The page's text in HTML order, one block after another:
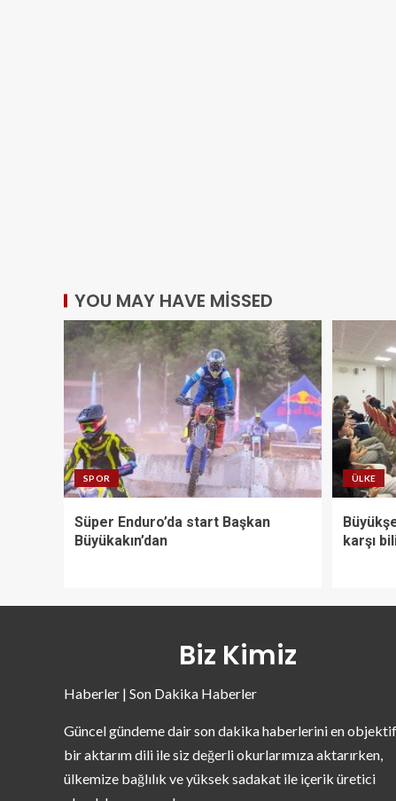
YOU MAY HAVE MISSED
SPOR
Süper Enduro’da start Başkan
Büyükakın’dan
ÜLKE
karşı
Biz Kimiz
Haberler | Son Dakika Haberler
Güncel gündeme dair son dakika haberlerini en objektif
bir aktarım dili ile siz değerli okurlarımıza aktarırken,
ülkemize bağlılık ve yüksek sadakat ile içerik üretici